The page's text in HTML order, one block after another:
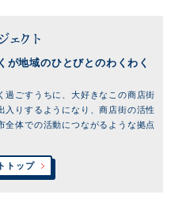
クト
が地域のひとびとのわくわく
過ごすうちに、大好きなこの商店街
入りするようになり、商店街の活性
全体での活動につながるような拠点
トップ